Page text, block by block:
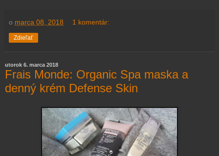
o marca 08, 2018 1 komentár:
Zdieľať
utorok 6. marca 2018
Frais Monde: Organic Spa maska a
denný krém Defense Skin